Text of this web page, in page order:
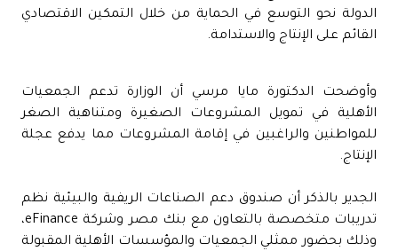
الدولة نحو التوسع في الحماية من خلال التمكين الاقتصادي
القائم على الإنتاج والاستدامة.
وأوضحت الدكتورة مايا مرسي أن الوزارة تدعم الجمعيات
الأهلية في تمويل المشروعات الصغيرة ومتناهية الصغر
للمواطنين والراغبين في إقامة المشروعات مما يدفع عجلة
الإنتاج.
الجدير بالذكر أن صندوق دعم الصناعات الريفية والبيئية نظم
تدريبات متخصصة بالتعاون مع بنك مصر وشركة eFinance،
وذلك بحضور ممثلي الجمعيات والمؤسسات الأهلية المقبولة